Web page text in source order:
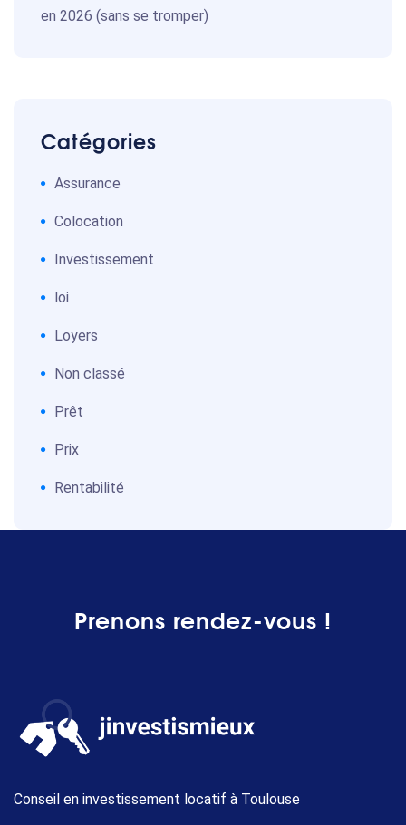
en 2026 (sans se tromper)
Catégories
Assurance
Colocation
Investissement
loi
Loyers
Non classé
Prêt
Prix
Rentabilité
Prenons rendez-vous !
Conseil en investissement locatif à Toulouse